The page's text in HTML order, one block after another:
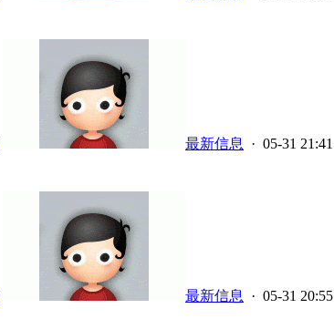
最新信息 · 05-31 21:41
最新信息 · 05-31 20:55